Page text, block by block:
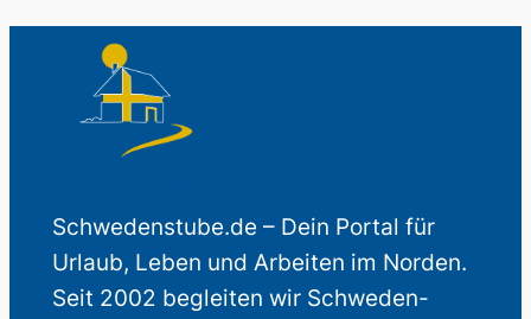
Schwedenstube.de – Dein Portal für
Urlaub, Leben und Arbeiten im Norden.
Seit 2002 begleiten wir Schweden-